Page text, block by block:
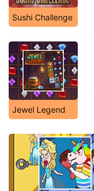
Sushi Challenge
Jewel Legend